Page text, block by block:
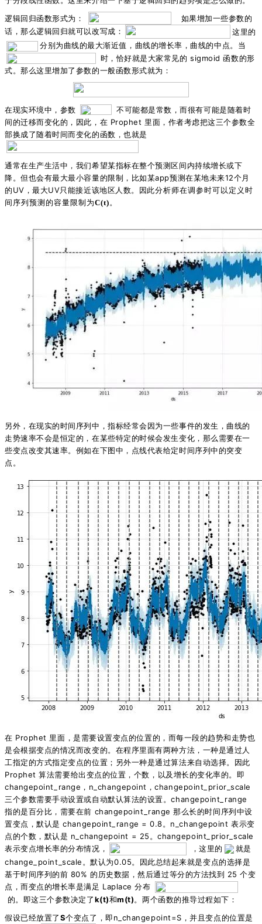
逻辑回归函数形式为：
如果增加一些参数的
话，那么逻辑回归就可以改写成：
这里的
分别为曲线的最大渐近值，曲线的增长率，曲线的中点。当
时，恰好就是大家常见的 sigmoid 函数的形
式。那么这里增加了参数的一般函数形式就为：
在现实环境中，参数
不可能都是常数，而很有可能是随着时
间的迁移而变化的，因此，在 Prophet 里面，作者考虑把这三个参数全
部换成了随着时间而变化的函数，也就是
通常在生产生活中，我们希望某指标在整个预测区间内持续增长或下
降。但也会有最大最小容量的限制，比如某app预测在某地未来12个月
的UV，最大UV只能接近该地区人数。因此分析师在调参时可以定义时
间序列预测的容量限制为C(t)。
另外，在现实的时间序列中，指标经常会因为一些事件的发生，曲线的
走势速率不会是恒定的，在某些特定的时候会发生变化，那么需要在一
些变点改变其速率。例如在下图中，点线代表给定时间序列中的突变
点。
在 Prophet 里面，是需要设置变点的位置的，而每一段的趋势和走势也
是会根据变点的情况而改变的。在程序里面有两种方法，一种是通过人
工指定的方式指定变点的位置；另外一种是通过算法来自动选择。因此
Prophet 算法需要给出变点的位置，个数，以及增长的变化率的。即
changepoint_range，n_changepoint，changepoint_prior_scale
三个参数需要手动设置或自动默认算法的设置。changepoint_range
指的是百分比，需要在前 changepoint_range 那么长的时间序列中设
置变点，默认是 changepoint_range = 0.8。n_changepoint 表示变
点的个数，默认是 n_changepoint = 25。changepoint_prior_scale
表示变点增长率的分布情况，
，这里的
就是
change_point_scale。默认为0.05。因此总结起来就是变点的选择是
基于时间序列的前 80% 的历史数据，然后通过等分的方法找到 25 个变
点，而变点的增长率是满足 Laplace 分布
的。即这三个参数决定了k(t)和m(t)。两个函数的推导过程如下：
假设已经放置了S个变点了，即n_changepoint=S，并且变点的位置是